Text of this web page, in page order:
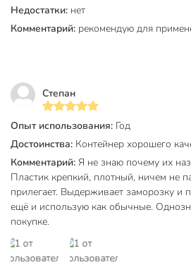
Недостатки: нет
Комментарий: рекомендую для
Степан
Опыт использования: Год
Достоинства: Контейнер хорошего
Комментарий: Я не знаю почему их
Пластик крепкий, плотный, ничем не
прилегает. Выдерживает заморозку и
ещё и использую как обычные.
покупке.